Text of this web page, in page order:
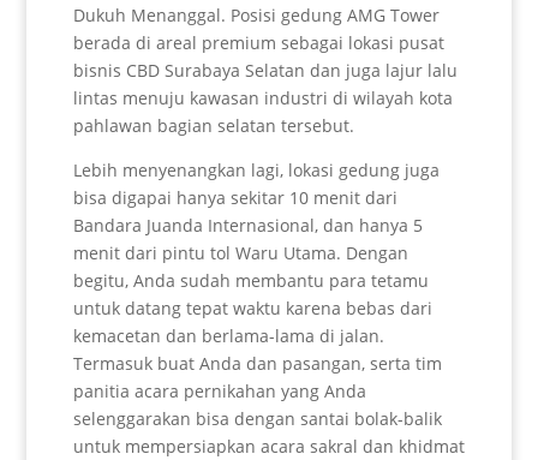
Dukuh Menanggal. Posisi gedung AMG Tower
berada di areal premium sebagai lokasi pusat
bisnis CBD Surabaya Selatan dan juga lajur lalu
lintas menuju kawasan industri di wilayah kota
pahlawan bagian selatan tersebut.
Lebih menyenangkan lagi, lokasi gedung juga
bisa digapai hanya sekitar 10 menit dari
Bandara Juanda Internasional, dan hanya 5
menit dari pintu tol Waru Utama. Dengan
begitu, Anda sudah membantu para tetamu
untuk datang tepat waktu karena bebas dari
kemacetan dan berlama-lama di jalan.
Termasuk buat Anda dan pasangan, serta tim
panitia acara pernikahan yang Anda
selenggarakan bisa dengan santai bolak-balik
untuk mempersiapkan acara sakral dan khidmat